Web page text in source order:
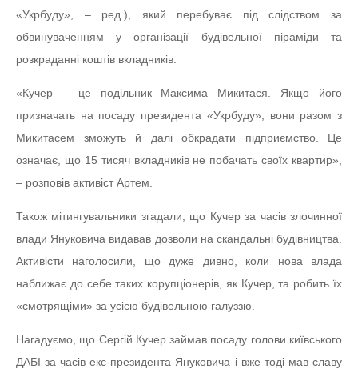
«Укрбуду», – ред.), який перебуває під слідством за
обвинуваченням у організації будівельної піраміди та
розкраданні коштів вкладників.
«Кучер – це подільник Максима Микитася. Якщо його
призначать на посаду президента «Укрбуду», вони разом з
Микитасем зможуть й далі обкрадати підприємство. Це
означає, що 15 тисяч вкладників не побачать своїх квартир»,
– розповів активіст Артем.
Також мітингувальники згадали, що Кучер за часів злочинної
влади Януковича видавав дозволи на скандальні будівництва.
Активісти наголосили, що дуже дивно, коли нова влада
наближає до себе таких корупціонерів, як Кучер, та робить їх
«смотрящіми» за усією будівельною галуззю.
Нагадуємо, що Сергій Кучер займав посаду голови київського
ДАБІ за часів екс-президента Януковича і вже тоді мав славу